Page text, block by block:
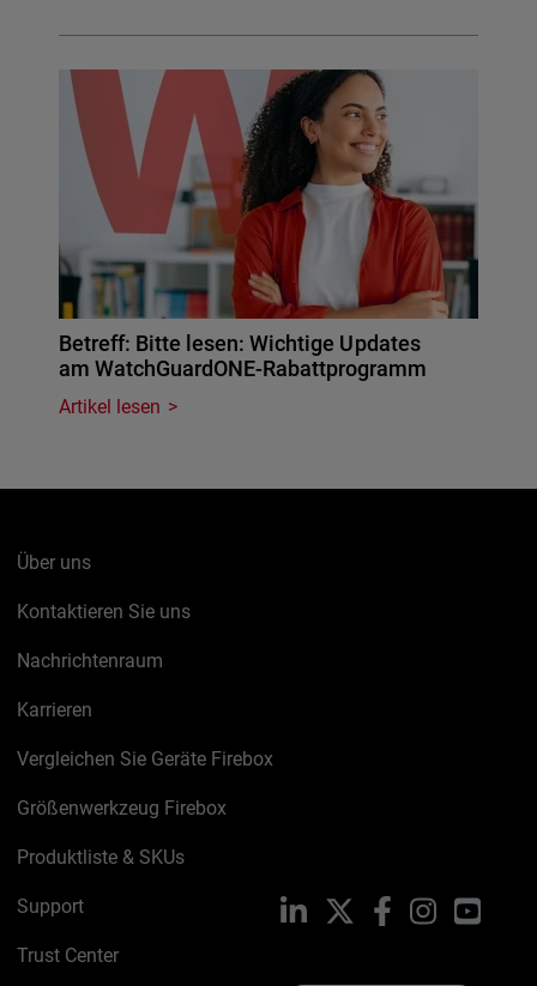
Betreff: Bitte lesen: Wichtige Updates
am WatchGuardONE-Rabattprogramm
Artikel lesen
Über uns
Kontaktieren Sie uns
Nachrichtenraum
Karrieren
Vergleichen Sie Geräte Firebox
Größenwerkzeug Firebox
Produktliste & SKUs
Support
Trust Center
LinkedIn FacebookInstagram